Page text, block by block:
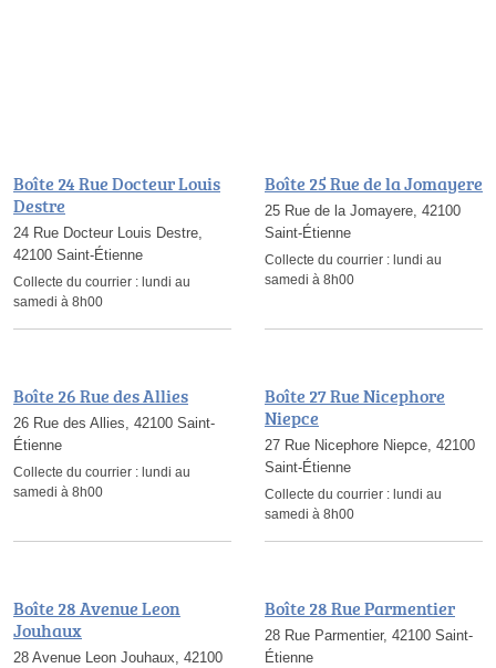
Boîte 24 Rue Docteur Louis
Destre
24 Rue Docteur Louis Destre,
42100 Saint-Étienne
Collecte du courrier : lundi au
samedi à 8h00
Boîte 25 Rue de la Jomayere
25 Rue de la Jomayere, 42100
Saint-Étienne
Collecte du courrier : lundi au
samedi à 8h00
Boîte 26 Rue des Allies
26 Rue des Allies, 42100 Saint-
Étienne
Collecte du courrier : lundi au
samedi à 8h00
Boîte 27 Rue Nicephore
Niepce
27 Rue Nicephore Niepce, 42100
Saint-Étienne
Collecte du courrier : lundi au
samedi à 8h00
Boîte 28 Avenue Leon
Jouhaux
28 Avenue Leon Jouhaux, 42100
Boîte 28 Rue Parmentier
28 Rue Parmentier, 42100 Saint-
Étienne